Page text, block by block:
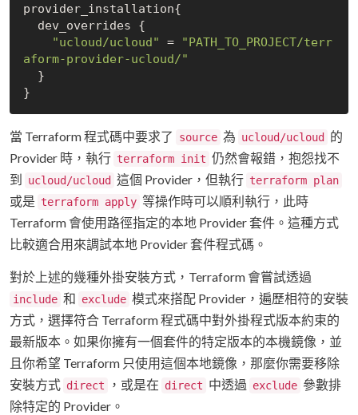
provider_installation{
dev_overrides {
"ucloud/ucloud" =
"PATH_TO_PROJECT/terr
aform-provider-ucloud/"
當 Terraform 程式碼中要求了 source 為 ucloud/ucloud
的
Provider 時，執行 terraform init 仍然會報錯，抱怨找不
到
ucloud/ucloud 這個 Provider，但執行 terraform plan
或是 terraform apply 等操作時可以順利執行，此時
Terraform 會使用路徑指定的本地 Provider 套件。這種方式
比較適合用來調試本地 Provider 套件程式碼。
對於上述的幾種外掛安裝方式，Terraform 會嘗試透過
include 和 exclude 模式來搭配 Provider，遍歷相符的安裝
方式，選擇符合 Terraform 程式碼中對外掛程式版本約束的
最新版本。如果你擁有一個套件的特定版本的本機鏡像，並
且你希望 Terraform 只使用這個本地鏡像，那麼你需要移除
安裝方式 direct ，或是在 direct 中透過 exclude 參數排
除特定的 Provider。